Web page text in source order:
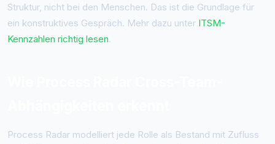
Struktur, nicht bei den Menschen. Das ist die Grundlage für
ein konstruktives Gespräch. Mehr dazu unter ITSM-
Kennzahlen richtig lesen.
Process Radar modelliert jede Rolle als Bestand mit Zufluss